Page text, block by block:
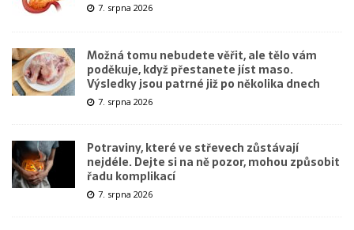
7. srpna 2026
Možná tomu nebudete věřit, ale tělo vám
poděkuje, když přestanete jíst maso.
Výsledky jsou patrné již po několika dnech
7. srpna 2026
Potraviny, které ve střevech zůstávají
nejdéle. Dejte si na ně pozor, mohou způsobit
řadu komplikací
7. srpna 2026